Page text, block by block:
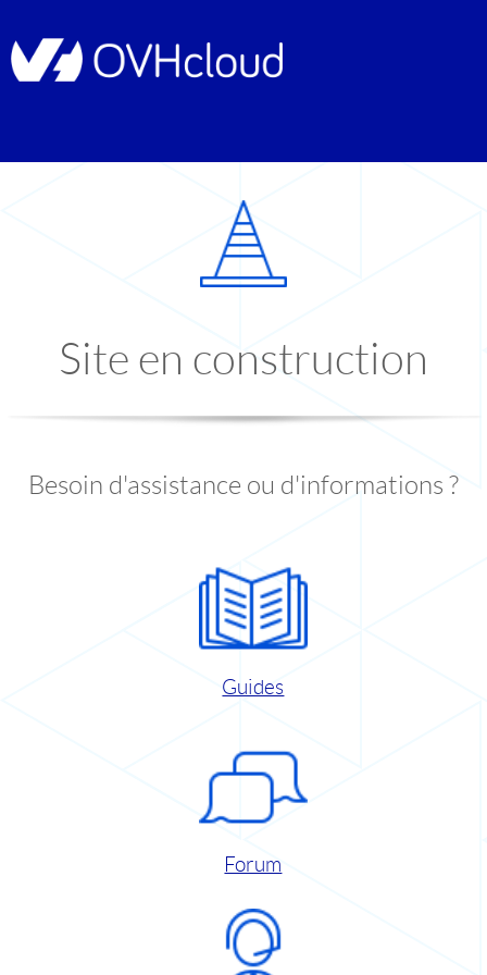
Site en construction
Besoin d'assistance ou d'informations ?
Guides
Forum